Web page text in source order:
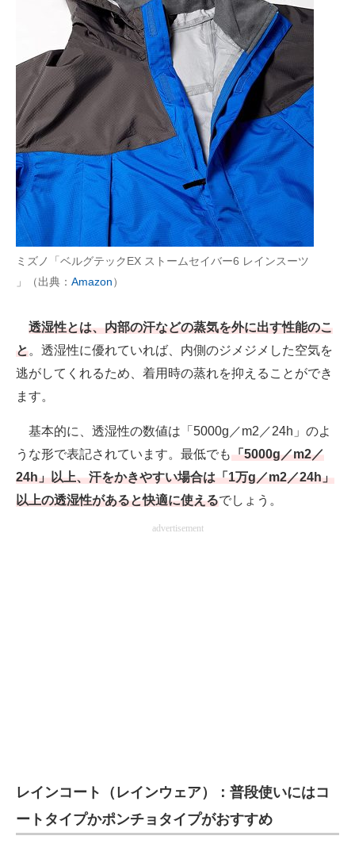
ミズノ「ベルグテックEX ストームセイバー6 レインスーツ
」（出典： Amazon）
透湿性とは、内部の汗などの蒸気を外に出す性能のこ
と。透湿性に優れていれば、内側のジメジメした空気を
逃がしてくれるため、着用時の蒸れを抑えることができ
ます。
基本的に、透湿性の数値は「5000g／m2／24h」のよ
うな形で表記されています。最低でも「5000g／m2／
24h」以上、汗をかきやすい場合は「1万g／m2／24h」
以上の透湿性があると快適に使えるでしょう。
advertisement
レインコート（レインウェア）：普段使いにはコ
ートタイプかポンチョタイプがおすすめ